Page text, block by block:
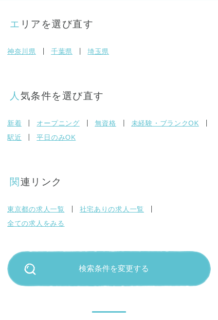
エリアを選び直す
神奈川県 千葉県 埼玉県
人気条件を選び直す
新着 オープニング 無資格
未経験・ブランクOK
駅近
平日のみOK
関連リンク
東京都の求人一覧
社宅ありの求人一覧
全ての求人をみる
検索条件を変更する